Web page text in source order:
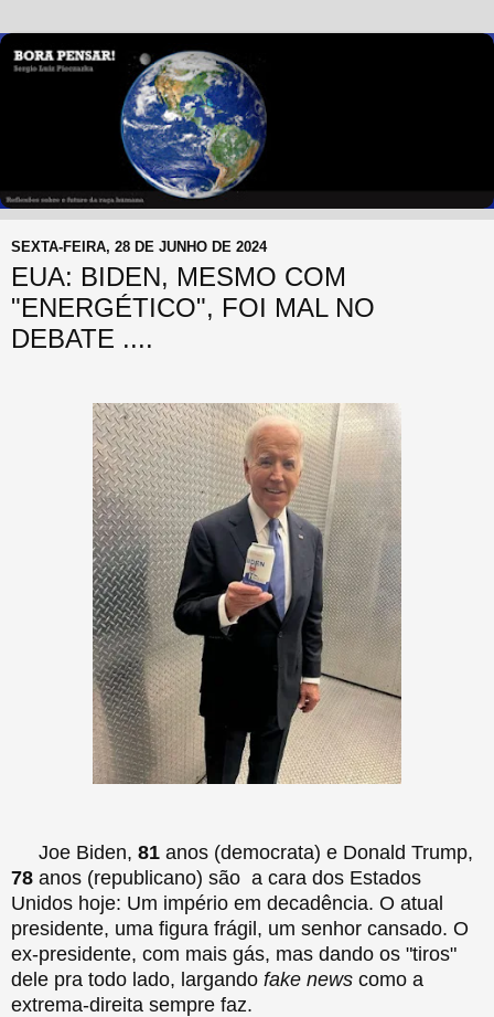
SEXTA-FEIRA, 28 DE JUNHO DE 2024
EUA: BIDEN, MESMO COM
"ENERGÉTICO", FOI MAL NO
DEBATE ....
Joe Biden, 81 anos (democrata) e Donald Trump,
78 anos (republicano) são a cara dos Estados
Unidos hoje: Um império em decadência. O atual
presidente, uma figura frágil, um senhor cansado. O
ex-presidente, com mais gás, mas dando os "tiros"
dele pra todo lado, largando fake news como a
extrema-direita sempre faz.